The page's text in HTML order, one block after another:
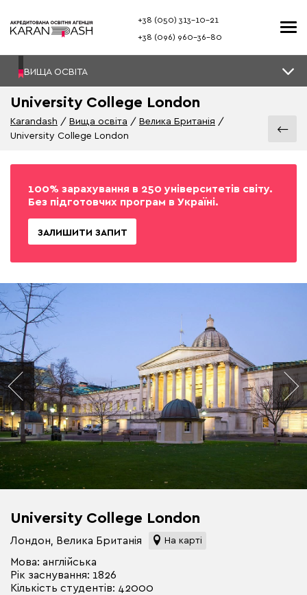
+38 (050) 313–10-21
+38 (096) 960–36-80
ВИЩА ОСВІТА
University College London
Karandash Вища освіта
Велика Британія
University College London
100% зарахування в 250 університетів світу.
Без підготовчих програм в Україні.
ЗАЛИШИТИ ЗАПИТ
University College London
Лондон, Велика Британія На карті
Мова: англійська
Рік заснування: 1826
Кількість студентів: 42000